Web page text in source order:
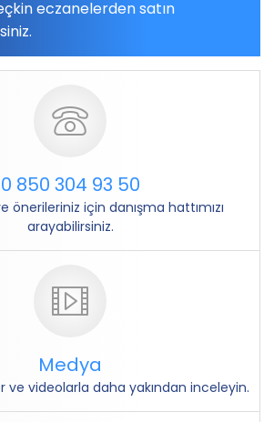
eczanelerden satın
0 850 304 93 50
önerileriniz için danışma hattımızı
arayabilirsiniz.
Medya
ve videolarla daha yakından inceleyin.